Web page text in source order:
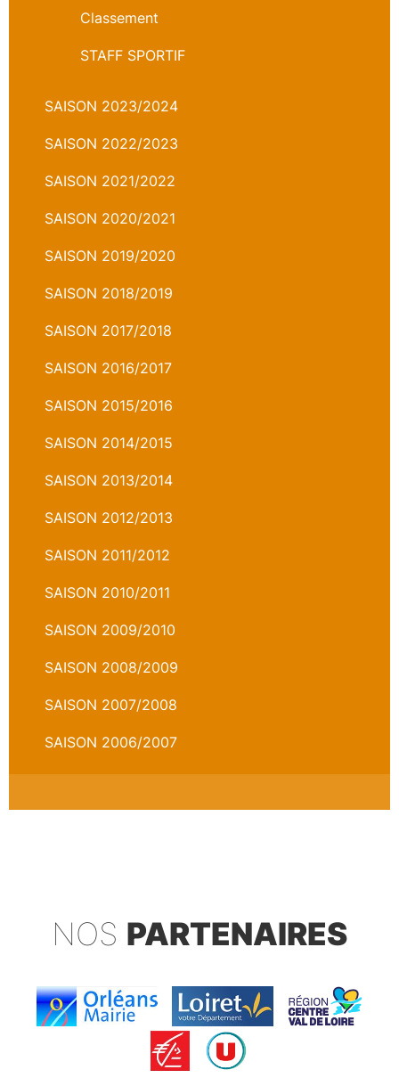
Classement
STAFF SPORTIF
SAISON 2023/2024
SAISON 2022/2023
SAISON 2021/2022
SAISON 2020/2021
SAISON 2019/2020
SAISON 2018/2019
SAISON 2017/2018
SAISON 2016/2017
SAISON 2015/2016
SAISON 2014/2015
SAISON 2013/2014
SAISON 2012/2013
SAISON 2011/2012
SAISON 2010/2011
SAISON 2009/2010
SAISON 2008/2009
SAISON 2007/2008
SAISON 2006/2007
NOS PARTENAIRES